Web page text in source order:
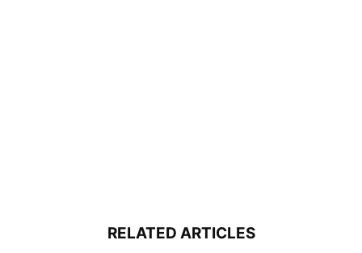
RELATED ARTICLES